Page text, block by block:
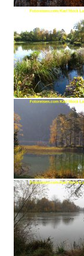
Bangkok
Cambodia
Vietnam
IT-Dachau